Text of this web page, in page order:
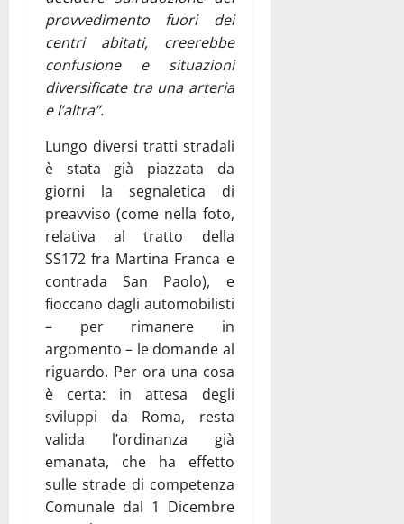
provvedimento fuori dei
centri abitati, creerebbe
confusione e situazioni
diversificate tra una arteria
e l’altra”.
Lungo diversi tratti stradali
è stata già piazzata da
giorni la segnaletica di
preavviso (come nella foto,
relativa al tratto della
SS172 fra Martina Franca e
contrada San Paolo), e
fioccano dagli automobilisti
– per rimanere in
argomento – le domande al
riguardo. Per ora una cosa
è certa: in attesa degli
sviluppi da Roma, resta
valida l’ordinanza già
emanata, che ha effetto
sulle strade di competenza
Comunale dal 1 Dicembre